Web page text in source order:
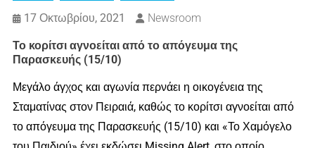
17 Οκτωβρίου, 2021 Newsroom
Το κορίτσι αγνοείται από το απόγευμα της
Παρασκευής (15/10)
Μεγάλο άγχος και αγωνία περνάει η οικογένεια της
Σταματίνας στον Πειραιά, καθώς το κορίτσι αγνοείται από
το απόγευμα της Παρασκευής (15/10) και «Το Χαμόγελο